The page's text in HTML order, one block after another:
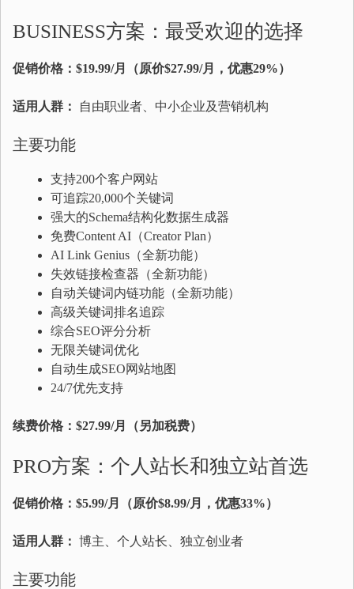
BUSINESS方案：最受欢迎的选择
促销价格：$19.99/月（原价$27.99/月，优惠29%）
适用人群： 自由职业者、中小企业及营销机构
主要功能
支持200个客户网站
可追踪20,000个关键词
强大的Schema结构化数据生成器
免费Content AI（Creator Plan）
AI Link Genius（全新功能）
失效链接检查器（全新功能）
自动关键词内链功能（全新功能）
高级关键词排名追踪
综合SEO评分分析
无限关键词优化
自动生成SEO网站地图
24/7优先支持
续费价格：$27.99/月（另加税费）
PRO方案：个人站长和独立站首选
促销价格：$5.99/月（原价$8.99/月，优惠33%）
适用人群： 博主、个人站长、独立创业者
主要功能